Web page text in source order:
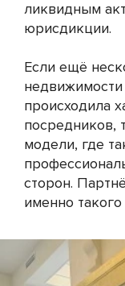
ликвидным
юрисдикции.
Если ещё
происходила
посредников,
модели, где
сторон.
именно